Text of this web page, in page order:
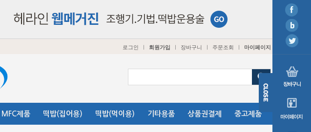
로그인 ㅣ 회원가입 ㅣ 장바구니 ㅣ 주문조회 ㅣ 마이페이지
MFC제품 떡밥(집어용) 떡밥(먹이용) 기타용품 상품권결제 중고제품